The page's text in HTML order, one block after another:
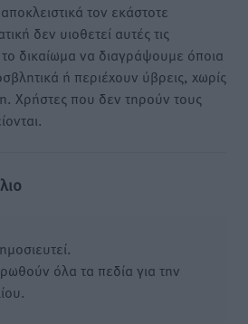
τον εκάστοτε
δεν υιοθετεί αυτές τις
δικαίωμα να διαγράψουμε όποια
ή περιέχουν ύβρεις, χωρίς
Χρήστες που δεν τηρούν τους
όλα τα πεδία για την